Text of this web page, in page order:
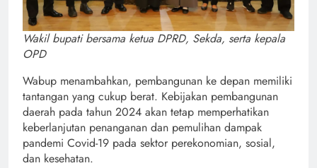
Wakil bupati bersama ketua DPRD, Sekda, serta kepala
OPD
Wabup menambahkan, pembangunan ke depan memiliki
tantangan yang cukup berat. Kebijakan pembangunan
daerah pada tahun 2024 akan tetap memperhatikan
keberlanjutan penanganan dan pemulihan dampak
pandemi Covid-19 pada sektor perekonomian, sosial,
dan kesehatan.